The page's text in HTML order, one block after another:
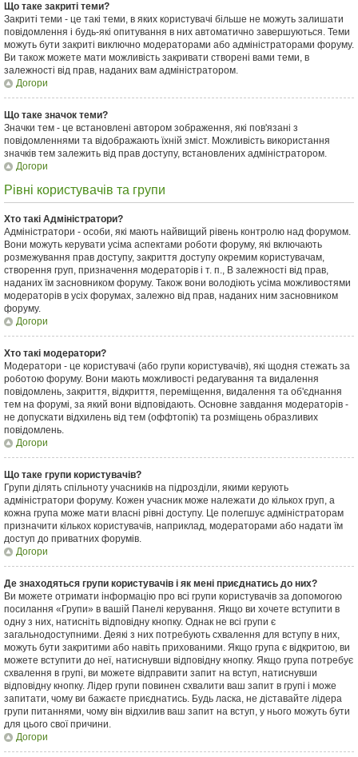
Що таке закриті теми?
Закриті теми - це такі теми, в яких користувачі більше не можуть залишати
повідомлення і будь-які опитування в них автоматично завершуються. Теми
можуть бути закриті виключно модераторами або адміністраторами форуму.
Ви також можете мати можливість закривати створені вами теми, в
залежності від прав, наданих вам адміністратором.
Догори
Що таке значок теми?
Значки тем - це встановлені автором зображення, які пов'язані з
повідомленнями та відображають їхній зміст. Можливість використання
значків тем залежить від прав доступу, встановлених адміністратором.
Догори
Рівні користувачів та групи
Хто такі Адміністратори?
Адміністратори - особи, які мають найвищий рівень контролю над форумом.
Вони можуть керувати усіма аспектами роботи форуму, які включають
розмежування прав доступу, закриття доступу окремим користувачам,
створення груп, призначення модераторів і т. п., В залежності від прав,
наданих їм засновником форуму. Також вони володіють усіма можливостями
модераторів в усіх форумах, залежно від прав, наданих ним засновником
форуму.
Догори
Хто такі модератори?
Модератори - це користувачі (або групи користувачів), які щодня стежать за
роботою форуму. Вони мають можливості редагування та видалення
повідомлень, закриття, відкриття, переміщення, видалення та об'єднання
тем на форумі, за який вони відповідають. Основне завдання модераторів -
не допускати відхилень від тем (оффтопік) та розміщень образливих
повідомлень.
Догори
Що таке групи користувачів?
Групи ділять спільноту учасників на підрозділи, якими керують
адміністратори форуму. Кожен учасник може належати до кількох груп, а
кожна група може мати власні рівні доступу. Це полегшує адміністраторам
призначити кількох користувачів, наприклад, модераторами або надати їм
доступ до приватних форумів.
Догори
Де знаходяться групи користувачів і як мені приєднатись до них?
Ви можете отримати інформацію про всі групи користувачів за допомогою
посилання «Групи» в вашій Панелі керування. Якщо ви хочете вступити в
одну з них, натисніть відповідну кнопку. Однак не всі групи є
загальнодоступними. Деякі з них потребують схвалення для вступу в них,
можуть бути закритими або навіть прихованими. Якщо група є відкритою, ви
можете вступити до неї, натиснувши відповідну кнопку. Якщо група потребує
схвалення в групі, ви можете відправити запит на вступ, натиснувши
відповідну кнопку. Лідер групи повинен схвалити ваш запит в групі і може
запитати, чому ви бажаєте приєднатись. Будь ласка, не діставайте лідера
групи питаннями, чому він відхилив ваш запит на вступ, у нього можуть бути
для цього свої причини.
Догори